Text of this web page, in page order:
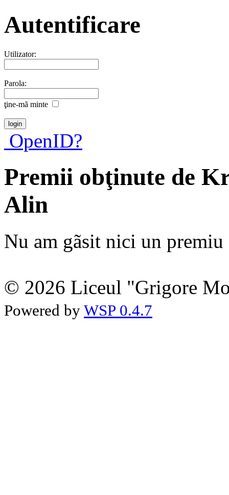
Autentificare
Utilizator:
Parola:
ţine-mã minte
OpenID?
Premii obţinute de
Alin
Nu am gãsit nici un premiu
© 2026 Liceul "Grigore
Powered by WSP 0.4.7